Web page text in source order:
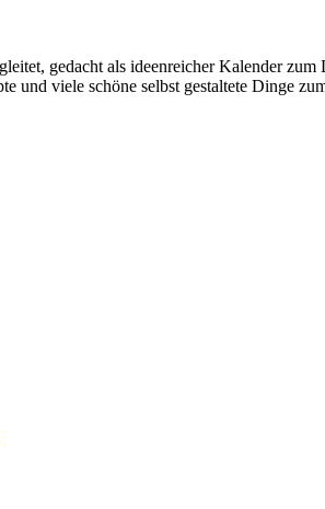
gedacht als ideenreicher Kalender
und viele schöne selbst gestaltete Dinge